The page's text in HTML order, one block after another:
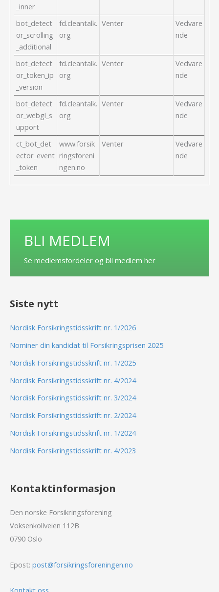
_inner
bot_detect
or_scrolling
_additional
fd.cleantalk.
org
Venter
Vedvare
nde
bot_detect
or_token_ip
_version
fd.cleantalk.
org
Venter
Vedvare
nde
bot_detect
or_webgl_s
upport
fd.cleantalk.
org
Venter
Vedvare
nde
ct_bot_det
ector_event
_token
www.forsik
ringsforeni
ngen.no
Venter
Vedvare
nde
BLI MEDLEM
Se medlemsfordeler og bli medlem her
Siste nytt
Nordisk Forsikringstidsskrift nr. 1/2026
Nominer din kandidat til Forsikringsprisen 2025
Nordisk Forsikringstidsskrift nr. 1/2025
Nordisk Forsikringstidsskrift nr. 4/2024
Nordisk Forsikringstidsskrift nr. 3/2024
Nordisk Forsikringstidsskrift nr. 2/2024
Nordisk Forsikringstidsskrift nr. 1/2024
Nordisk Forsikringstidsskrift nr. 4/2023
Kontaktinformasjon
Den norske Forsikringsforening
Voksenkollveien 112B
0790 Oslo
Epost: post@forsikringsforeningen.no